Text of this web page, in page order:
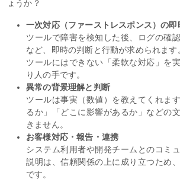
ょうか？
一次対応（ファーストレスポンス）の即
ツールで障害を検知した後、ログの確
など、即時の判断と行動が求められます
ツールにはできない「柔軟な対応」を
り人の手です。
異常の背景理解と判断
ツールは事実（数値）を教えてくれま
るか」「どこに影響があるか」などの
きません。
お客様対応・報告・連携
システム利用者や開発チームとのコミ
説明は、信頼関係の上に成り立つため
です。